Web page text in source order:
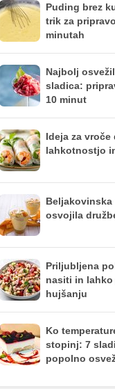
0
Puding brez
trik za
minutah
Najbolj
sladica:
10 minut
Ideja za
lahkotnostjo
osvojila
Priljubljena
nasiti in lahko
hujšanju
Ko
stopinj: 7
popolno